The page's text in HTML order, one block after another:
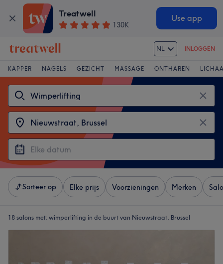
Treatwell
130K
Use app
NL INLOGGEN
KAPPER NAGELS GEZICHT MASSAGE ONTHAREN
Sorteer op Elke prijs Voorzieningen Merken
18 salons met: wimperlifting in de buurt van Nieuwstraat, Brussel